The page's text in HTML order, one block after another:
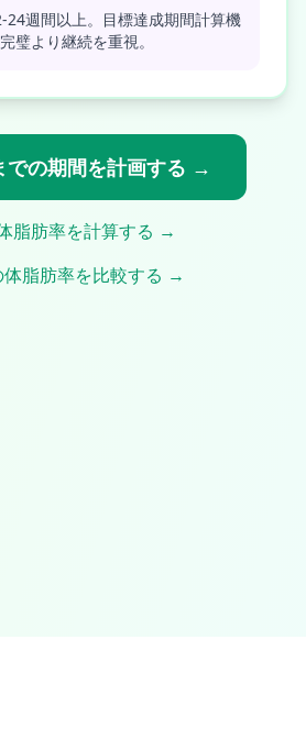
24週間以上。目標達成期間計算機
璧より継続を重視。
での期間を計画する →
脂肪率を計算する →
体脂肪率を比較する →